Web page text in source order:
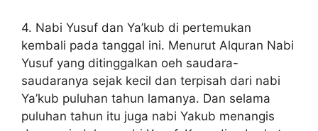
4. Nabi Yusuf dan Ya’kub di pertemukan
kembali pada tanggal ini. Menurut Alquran Nabi
Yusuf yang ditinggalkan oeh saudara-
saudaranya sejak kecil dan terpisah dari nabi
Ya’kub puluhan tahun lamanya. Dan selama
puluhan tahun itu juga nabi Yakub menangis